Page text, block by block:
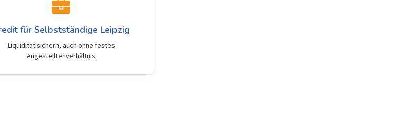
für Selbstständige Leipzig
Liquidität sichern, auch ohne festes
Angestelltenverhältnis